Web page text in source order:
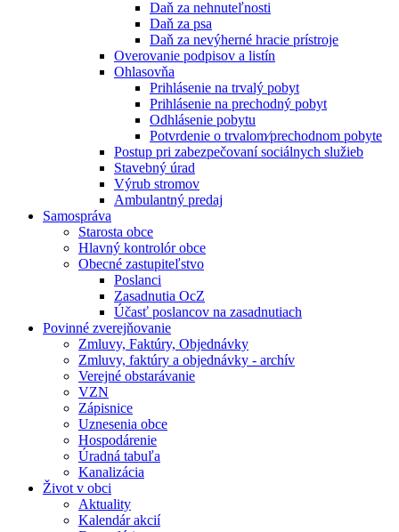
Daň za nehnuteľnosti
Daň za psa
Daň za nevýherné hracie prístroje
Overovanie podpisov a listín
Ohlasovňa
Prihlásenie na trvalý pobyt
Prihlásenie na prechodný pobyt
Odhlásenie pobytu
Potvrdenie o trvalom⁄prechodnom pobyte
Postup pri zabezpečovaní sociálnych služieb
Stavebný úrad
Výrub stromov
Ambulantný predaj
Samospráva
Starosta obce
Hlavný kontrolór obce
Obecné zastupiteľstvo
Poslanci
Zasadnutia OcZ
Účasť poslancov na zasadnutiach
Povinné zverejňovanie
Zmluvy, Faktúry, Objednávky
Zmluvy, faktúry a objednávky - archív
Verejné obstarávanie
VZN
Zápisnice
Uznesenia obce
Hospodárenie
Úradná tabuľa
Kanalizácia
Život v obci
Aktuality
Kalendár akcií